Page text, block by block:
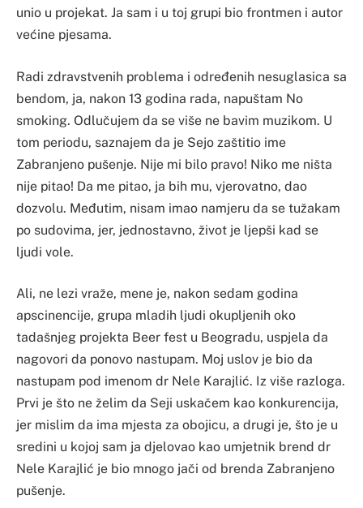
unio u projekat. Ja sam i u toj grupi bio frontmen i autor
većine pjesama.
Radi zdravstvenih problema i određenih nesuglasica sa
bendom, ja, nakon 13 godina rada, napuštam No
smoking. Odlučujem da se više ne bavim muzikom. U
tom periodu, saznajem da je Sejo zaštitio ime
Zabranjeno pušenje. Nije mi bilo pravo! Niko me ništa
nije pitao! Da me pitao, ja bih mu, vjerovatno, dao
dozvolu. Međutim, nisam imao namjeru da se tužakam
po sudovima, jer, jednostavno, život je ljepši kad se
ljudi vole.
Ali, ne lezi vraže, mene je, nakon sedam godina
apscinencije, grupa mladih ljudi okupljenih oko
tadašnjeg projekta Beer fest u Beogradu, uspjela da
nagovori da ponovo nastupam. Moj uslov je bio da
nastupam pod imenom dr Nele Karajlić. Iz više razloga.
Prvi je što ne želim da Seji uskačem kao konkurencija,
jer mislim da ima mjesta za obojicu, a drugi je, što je u
sredini u kojoj sam ja djelovao kao umjetnik brend dr
Nele Karajlić je bio mnogo jači od brenda Zabranjeno
pušenje.